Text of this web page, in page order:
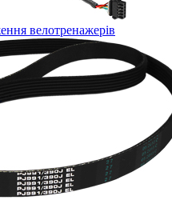
велотренажерів